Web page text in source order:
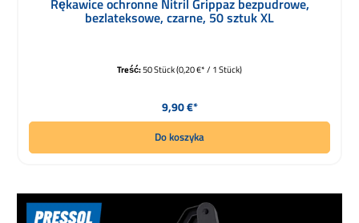
Rękawice ochronne Nitril Grippaz bezpudrowe,
bezlateksowe, czarne, 50 sztuk XL
Treść:50 Stück(0,20 €* / 1 Stück)
Cena regularna:
9,90 €*
Do koszyka